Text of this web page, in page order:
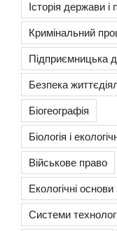
Історія держави і
Кримінальний
Підприємницька
Безпека
Біогеографія
Біологія і
Військове право
Екологічні
Системи